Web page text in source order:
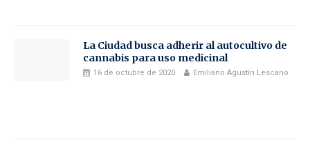
La Ciudad busca adherir al autocultivo de
cannabis para uso medicinal
16 de octubre de 2020 Emiliano Agustín Lescano